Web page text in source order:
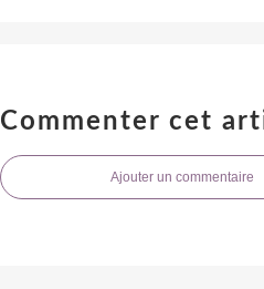
Commenter cet
Ajouter un commentaire